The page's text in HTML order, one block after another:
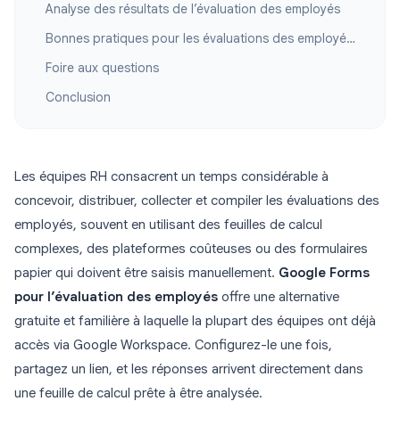
Analyse des résultats de l’évaluation des employés
Bonnes pratiques pour les évaluations des employés avec Google Forms
Foire aux questions
Conclusion
Les équipes RH consacrent un temps considérable à
concevoir, distribuer, collecter et compiler les évaluations des
employés, souvent en utilisant des feuilles de calcul
complexes, des plateformes coûteuses ou des formulaires
papier qui doivent être saisis manuellement. Google Forms
pour l’évaluation des employés offre une alternative
gratuite et familière à laquelle la plupart des équipes ont déjà
accès via Google Workspace. Configurez-le une fois,
partagez un lien, et les réponses arrivent directement dans
une feuille de calcul prête à être analysée.